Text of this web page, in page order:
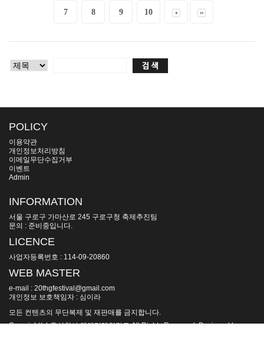
7 8 9 10
POLICY
이용약관
개인정보처리방침
이메일무단수집거부
이벤트
Admin
INFORMATION
서울 구로구 가마산로 245 구로구청 축제추진팀
문의 : 준비중입니다.
LICENCE
사업자등록번호 : 114-09-20860
WEB MASTER
e-mail : 20thgfestival@gmail.com
개인정보 보호책임자 : 심이라
모든 컨텐츠의 무단복제 및 재판매를 금지합니다.
Copyright(c) 주식회사 엠엔터테인먼트 All Rights Reserved. Designed by